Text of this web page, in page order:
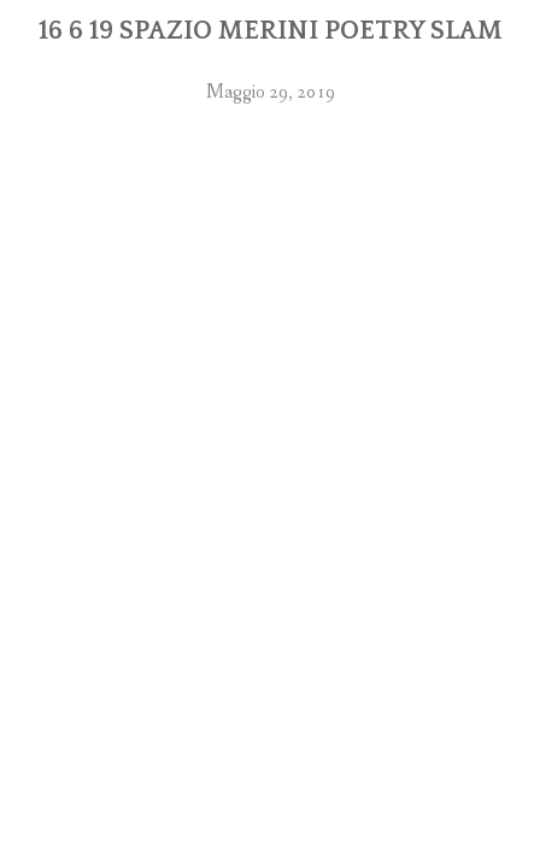
16 6 19 SPAZIO MERINI POETRY SLAM
Maggio 29, 2019